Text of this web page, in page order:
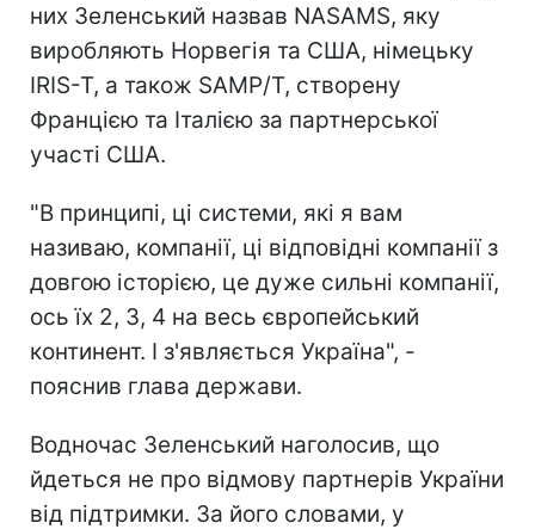
них Зеленський назвав NASAMS, яку
виробляють Норвегія та США, німецьку
IRIS-T, а також SAMP/T, створену
Францією та Італією за партнерської
участі США.
"В принципі, ці системи, які я вам
називаю, компанії, ці відповідні компанії з
довгою історією, це дуже сильні компанії,
ось їх 2, 3, 4 на весь європейський
континент. І з'являється Україна", -
пояснив глава держави.
Водночас Зеленський наголосив, що
йдеться не про відмову партнерів України
від підтримки. За його словами, у